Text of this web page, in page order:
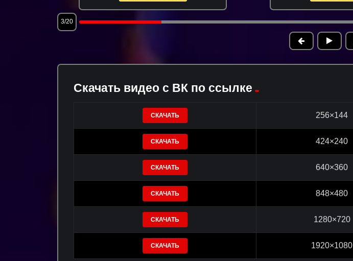
3/20
Скачать видео с ВК по ссылке
СКАЧАТЬ 256×144
СКАЧАТЬ 424×240
СКАЧАТЬ 640×360
СКАЧАТЬ 848×480
СКАЧАТЬ 1280×720
СКАЧАТЬ 1920×1080